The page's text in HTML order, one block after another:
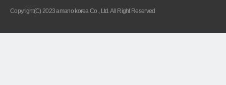
Copyright(C) 2023 amano korea Co., Ltd. All Right Reserved